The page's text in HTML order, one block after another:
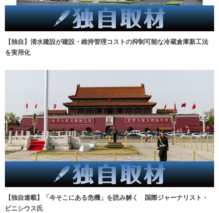
【独自】清水建設が建設・維持管理コストの抑制可能な冷蔵倉庫新工法
を実用化
【独自連載】「今そこにある危機」を読み解く 国際ジャーナリスト・
ビニシウス氏